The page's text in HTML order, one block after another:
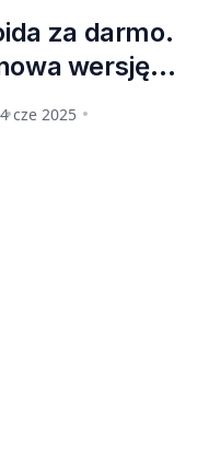
za darmo.
wersję
4 cze 2025